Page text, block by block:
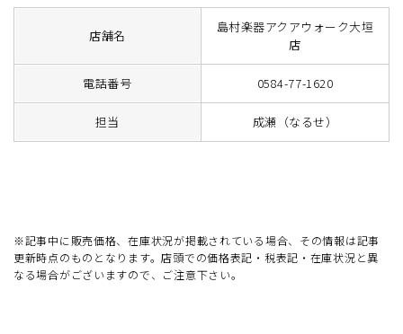
店舗名
島村楽器アクアウォーク大垣
店
電話番号 0584-77-1620
担当 成瀬（なるせ）
※記事中に販売価格、在庫状況が掲載されている場合、その情報は記事
更新時点のものとなります。店頭での価格表記・税表記・在庫状況と異
なる場合がございますので、ご注意下さい。